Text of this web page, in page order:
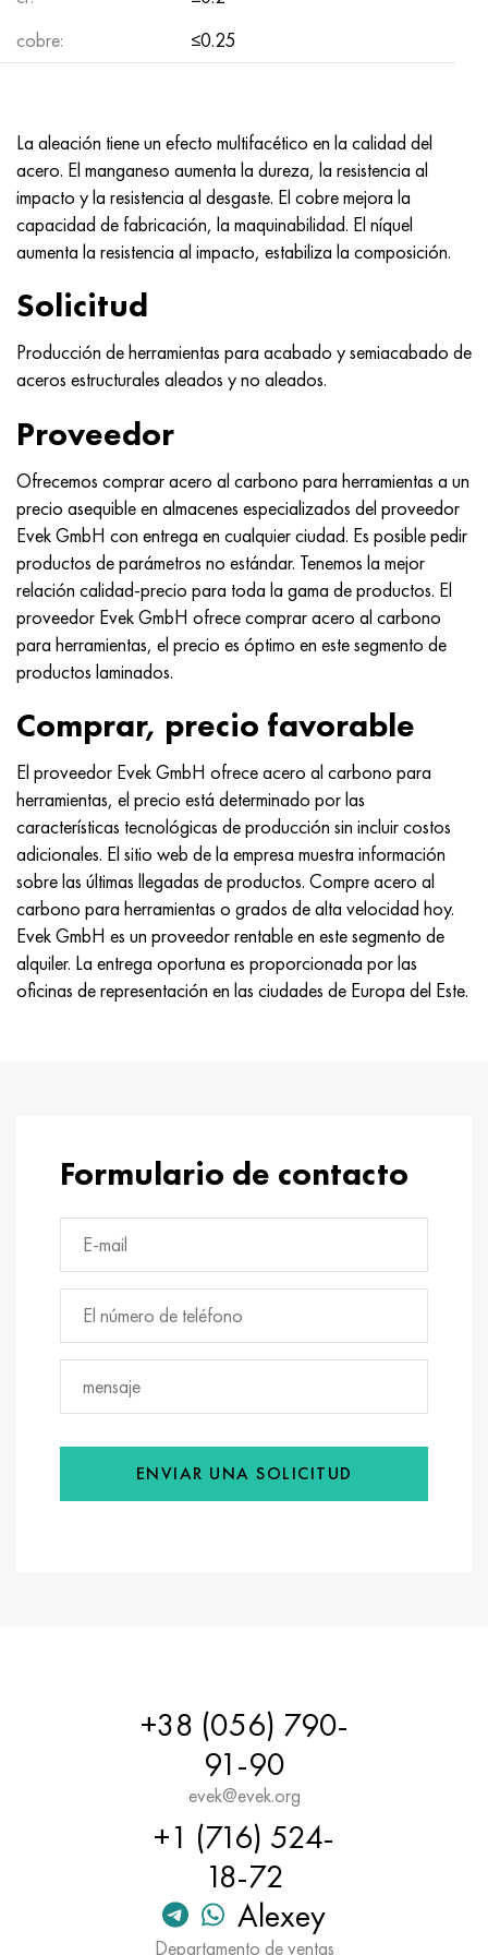
cobre:
≤0.25
La aleación tiene un efecto multifacético en la calidad del
acero. El manganeso aumenta la dureza, la resistencia al
impacto y la resistencia al desgaste. El cobre mejora la
capacidad de fabricación, la maquinabilidad. El níquel
aumenta la resistencia al impacto, estabiliza la composición.
Solicitud
Producción de herramientas para acabado y semiacabado de
aceros estructurales aleados y no aleados.
Proveedor
Ofrecemos comprar acero al carbono para herramientas a un
precio asequible en almacenes especializados del proveedor
Evek GmbH con entrega en cualquier ciudad. Es posible pedir
productos de parámetros no estándar. Tenemos la mejor
relación calidad-precio para toda la gama de productos. El
proveedor Evek GmbH ofrece comprar acero al carbono
para herramientas, el precio es óptimo en este segmento de
productos laminados.
Comprar, precio favorable
El proveedor Evek GmbH ofrece acero al carbono para
herramientas, el precio está determinado por las
características tecnológicas de producción sin incluir costos
adicionales. El sitio web de la empresa muestra información
sobre las últimas llegadas de productos. Compre acero al
carbono para herramientas o grados de alta velocidad hoy.
Evek GmbH es un proveedor rentable en este segmento de
alquiler. La entrega oportuna es proporcionada por las
oficinas de representación en las ciudades de Europa del Este.
Formulario de contacto
ENVIAR UNA SOLICITUD
+38 (056) 790-
91-90
evek@evek.org
+1 (716) 524-
18-72
Alexey
Departamento de ventas
MP159
multimetro n155
Nicrofer 6030
Nitronik 40
Nitronik 75
Nimonic 80a
Nimónico 90
Nimónico 263
Haynes 25
Haynes 188
Haynes 230
Hastelloy b2
Hastelloy b3
hastelloy c4
hastelloy c22
Hastelloy C-276
56DGNH
68NKhVKTYu
80NM
80NMV-VI
Tipos de aleaciones de precisión
termobimetales
tubo de precisión
HN73MBTYu
XN70YU
XN75TBYu
XN77TYu
HN80TBY
N65M, EP982
H70MFV
5B
TL5
TS-6
14 titanio
1.4567 - AISI 304Cu
1.4570-aisi303Cu
1.4580 - AISI 316Cb
1.4597 - AISI 204Cu
Aleación 254smo® - 1.4547
Aleación 926 - 1.4529
AM-350 - ams 5548
AM-355 - ams 5547
Custom 450® - uns S45000
Ascoloy griego 418
Tubería resistente a la corrosión
15X16H2AM
18X11MNFB
20X12VNMF
20Х3FMI
40X10X2M
40Х9С2
45Х14Н14В2М
50X14MF
65X13
90X18MF
95X18
30X, AISI 5130, 30h
30hgs, 30hgs
30hgsn2a, 30hgsna
30xn2ma, 30CrNiMo8
35hgs, 35hgs
35hgsa, 35hgsa
ac35g2, 36smnpb14, 1.0765
38x2n2ma, 34CrNiMo6, 40NiCrMo7
40hn2ma, 34CrNiMo4, 36hnm
38hs, 37hs
38XA, 37Cr4, AISI 5135
38HN3MFA, 35nicrmov12-5
40G, 40Mn4, AISI 1035
38XM, 42CrMo4, AISI 1.7225
40ХН, 36NiCr6, AISI 3135
40XFA, 1.7223, AISI 4142
A40G, 44smn28, 1.0762, 46s20